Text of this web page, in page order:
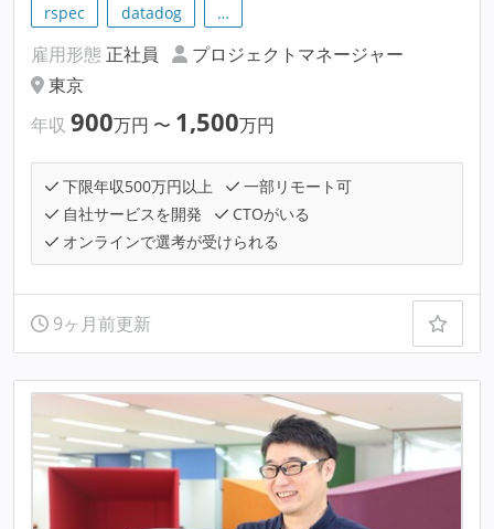
rspec
datadog …
雇用形態 正社員
プロジェクトマネージャー
東京
年収 900万円 〜 1,500万円
下限年収500万円以上
一部リモート可
自社サービスを開発
CTOがいる
オンラインで選考が受けられる
9ヶ月前更新